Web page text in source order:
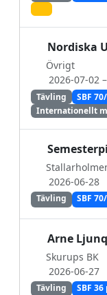
Nordiska
Övrigt
2026-07-02
Tävling
SBF
Internationellt
2026-06-28
Tävling SBF
Arne
Skurups BK
2026-06-27
Tävling SBF